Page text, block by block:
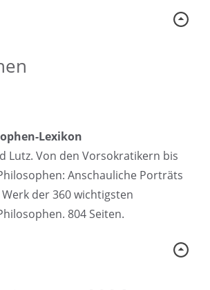
Lexikon
Lutz. Von den Vorsokratikern bis
Anschauliche Porträts
der 360 wichtigsten
804 Seiten.